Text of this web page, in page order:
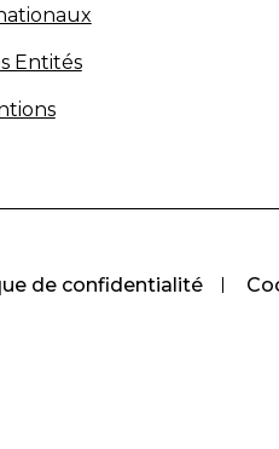
Entités
de confidentialité